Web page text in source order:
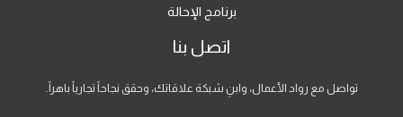
برنامج الإحالة
اتصل بنا
تواصل مع رواد الأعمال، وابنِ شبكة علاقاتك، وحقق نجاحاً تجارياً باهراً.